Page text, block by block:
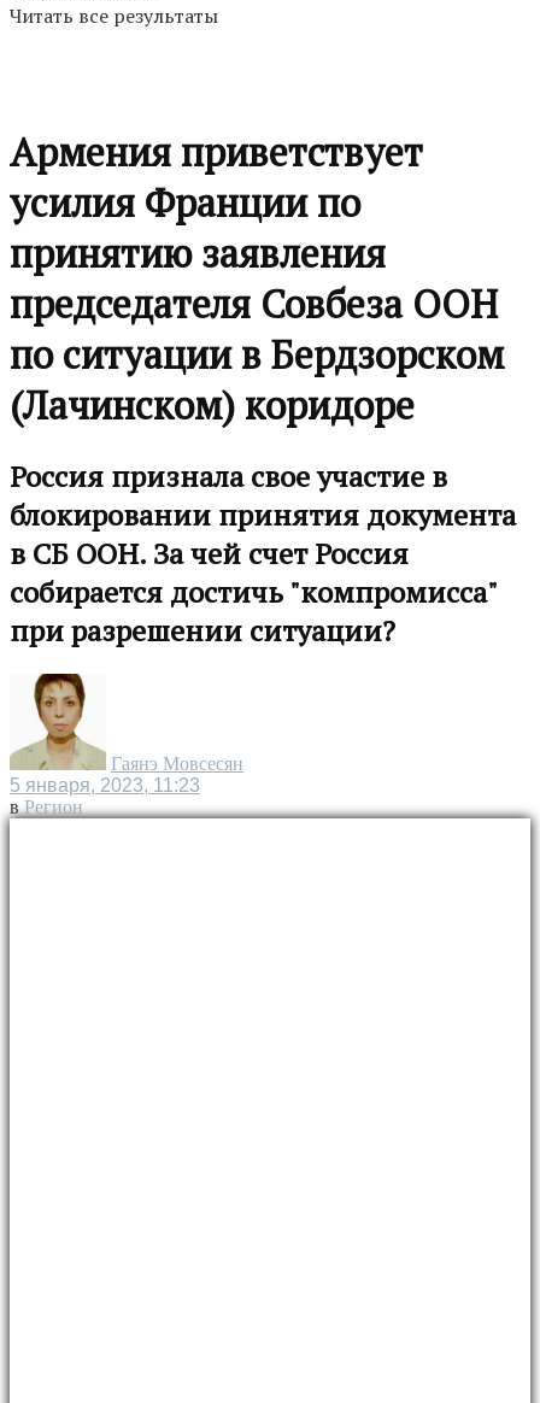
Читать все результаты
Армения приветствует
усилия Франции по
принятию заявления
председателя Совбеза ООН
по ситуации в Бердзорском
(Лачинском) коридоре
Россия признала свое участие в
блокировании принятия документа
в СБ ООН. За чей счет Россия
собирается достичь "компромисса"
при разрешении ситуации?
Гаянэ Мовсесян
5 января, 2023, 11:23
в Регион